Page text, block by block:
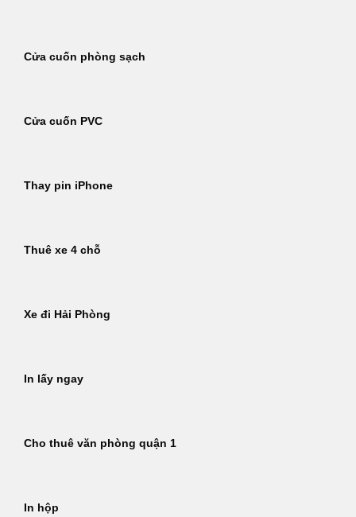
Cửa cuốn phòng sạch
Cửa cuốn PVC
Thay pin iPhone
Thuê xe 4 chỗ
Xe đi Hải Phòng
In lấy ngay
Cho thuê văn phòng quận 1
In hộp